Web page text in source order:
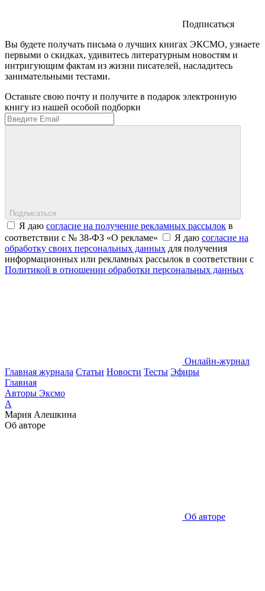
Подписаться
Вы будете получать письма о лучших книгах ЭКСМО, узнаете
первыми о скидках, удивитесь литературным новостям и
интригующим фактам из жизни писателей, насладитесь
занимательными тестами.
Оставьте свою почту и получите в подарок электронную
книгу из нашей особой подборки
Подписаться
Я даю согласие на получение рекламных рассылок в
соответствии с № 38-ФЗ «О рекламе»
Я даю согласие на
обработку своих персональных данных для получения
информационных или рекламных рассылок в соответствии с
Политикой в отношении обработки персональных данных
Онлайн-журнал
Главная журнала Статьи Новости Тесты Эфиры
Главная
Авторы Эксмо
А
Мария Алешкина
Об авторе
Об авторе